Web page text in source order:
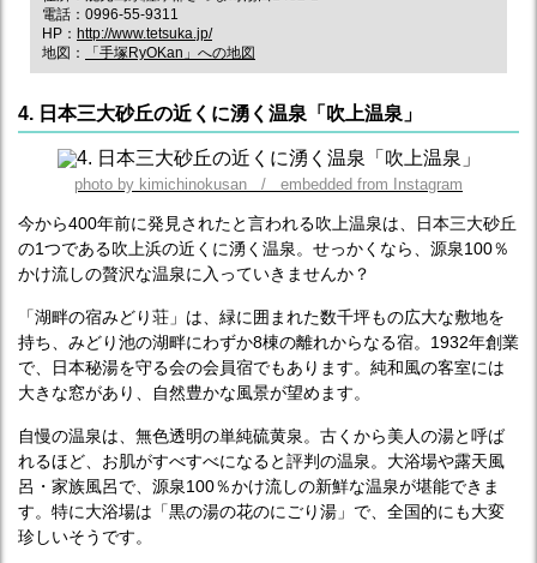
電話：0996-55-9311
HP： http://www.tetsuka.jp/
地図：
「手塚RyOKan」への地図
4. 日本三大砂丘の近くに湧く温泉「吹上温泉」
photo by kimichinokusan / embedded from Instagram
今から400年前に発見されたと言われる吹上温泉は、日本三大砂丘
の1つである吹上浜の近くに湧く温泉。せっかくなら、源泉100％
かけ流しの贅沢な温泉に入っていきませんか？
「湖畔の宿みどり荘」は、緑に囲まれた数千坪もの広大な敷地を
持ち、みどり池の湖畔にわずか8棟の離れからなる宿。1932年創業
で、日本秘湯を守る会の会員宿でもあります。純和風の客室には
大きな窓があり、自然豊かな風景が望めます。
自慢の温泉は、無色透明の単純硫黄泉。古くから美人の湯と呼ば
れるほど、お肌がすべすべになると評判の温泉。大浴場や露天風
呂・家族風呂で、源泉100％かけ流しの新鮮な温泉が堪能できま
す。特に大浴場は「黒の湯の花のにごり湯」で、全国的にも大変
珍しいそうです。